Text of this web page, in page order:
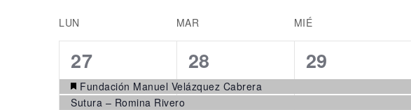
inputs
will
cause
the
list
date.
Calendar
of
Events
LUN MAR MIÉ
3
events,
27
Fundación Manuel Velázquez Cabrera
Sutura – Romina Rivero
3
events,
28
4
events,
29